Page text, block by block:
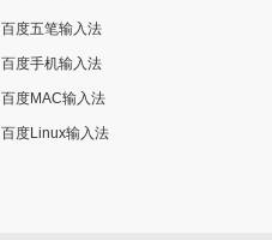
百度五笔输入法
百度手机输入法
百度MAC输入法
百度Linux输入法